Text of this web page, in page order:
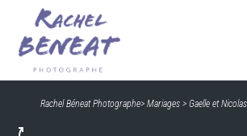
Rachel Béneat Photographe>Mariages >Gaelle et